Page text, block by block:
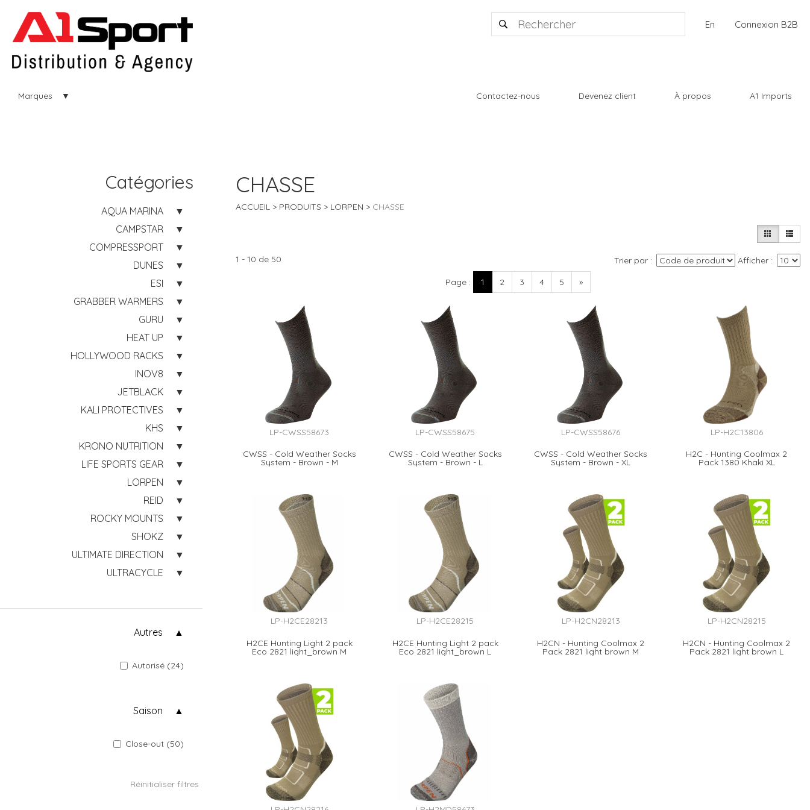
En Connexion B2B
Marques Contactez-nous Devenez client À propos A1 Imports
Catégories
AQUA MARINA
CAMPSTAR
COMPRESSPORT
DUNES
ESI
GRABBER WARMERS
GURU
HEAT UP
HOLLYWOOD RACKS
INOV8
JETBLACK
KALI PROTECTIVES
KHS
KRONO NUTRITION
LIFE SPORTS GEAR
LORPEN
REID
ROCKY MOUNTS
SHOKZ
ULTIMATE DIRECTION
ULTRACYCLE
Autres
Autorisé (24)
Saison
Close-out (50)
Réinitialiser filtres
CHASSE
ACCUEIL PRODUITS LORPEN CHASSE
1 - 10 de 50 Trier par Afficher
Page 1 2 3 4 5 »
LP-CWSS58673
CWSS - Cold Weather Socks
System - Brown - M
LP-CWSS58675
CWSS - Cold Weather Socks
System - Brown - L
LP-CWSS58676
CWSS - Cold Weather Socks
System - Brown - XL
LP-H2C13806
H2C - Hunting Coolmax 2
Pack 1380 Khaki XL
LP-H2CE28213
H2CE Hunting Light 2 pack
Eco 2821 light_brown M
LP-H2CE28215
H2CE Hunting Light 2 pack
Eco 2821 light_brown L
LP-H2CN28213
H2CN - Hunting Coolmax 2
Pack 2821 light brown M
LP-H2CN28215
H2CN - Hunting Coolmax 2
Pack 2821 light brown L